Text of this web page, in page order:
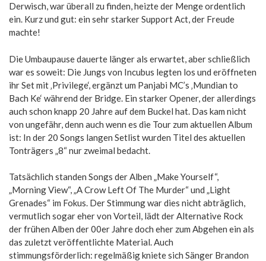
Derwisch, war überall zu finden, heizte der Menge ordentlich
ein. Kurz und gut: ein sehr starker Support Act, der Freude
machte!
Die Umbaupause dauerte länger als erwartet, aber schließlich
war es soweit: Die Jungs von Incubus legten los und eröffneten
ihr Set mit ‚Privilege‘, ergänzt um Panjabi MC’s ‚Mundian to
Bach Ke‘ während der Bridge. Ein starker Opener, der allerdings
auch schon knapp 20 Jahre auf dem Buckel hat. Das kam nicht
von ungefähr, denn auch wenn es die Tour zum aktuellen Album
ist: In der 20 Songs langen Setlist wurden Titel des aktuellen
Tonträgers „8“ nur zweimal bedacht.
Tatsächlich standen Songs der Alben „Make Yourself“,
„Morning View“, „A Crow Left Of The Murder“ und „Light
Grenades“ im Fokus. Der Stimmung war dies nicht abträglich,
vermutlich sogar eher von Vorteil, lädt der Alternative Rock
der frühen Alben der 00er Jahre doch eher zum Abgehen ein als
das zuletzt veröffentlichte Material. Auch
stimmungsförderlich: regelmäßig kniete sich Sänger Brandon